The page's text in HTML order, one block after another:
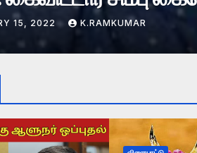
2022 K.RAMKUMAR